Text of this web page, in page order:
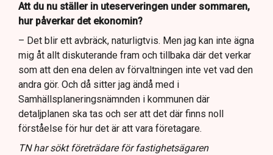
Att du nu ställer in uteserveringen under sommaren,
hur påverkar det ekonomin?
– Det blir ett avbräck, naturligtvis. Men jag kan inte ägna
mig åt allt diskuterande fram och tillbaka där det verkar
som att den ena delen av förvaltningen inte vet vad den
andra gör. Och då sitter jag ändå med i
Samhällsplaneringsnämnden i kommunen där
detaljplanen ska tas och ser att det där finns noll
förståelse för hur det är att vara företagare.
TN har sökt företrädare för fastighetsägaren